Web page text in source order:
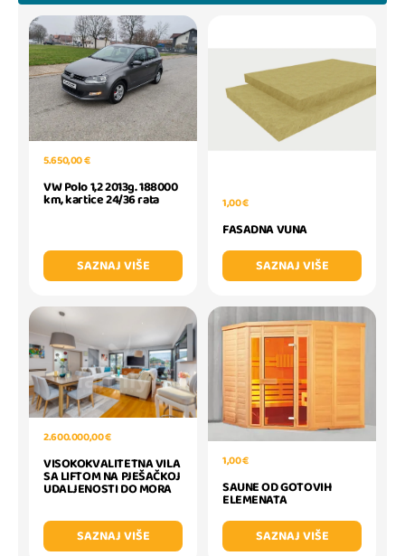
5.650,00 €
VW Polo 1,2 2013g. 188000
km, kartice 24/36 rata
SAZNAJ VIŠE
1,00 €
FASADNA VUNA
SAZNAJ VIŠE
2.600.000,00 €
VISOKOKVALITETNA VILA
SA LIFTOM NA PJEŠAČKOJ
UDALJENOSTI DO MORA
SAZNAJ VIŠE
1,00 €
SAUNE OD GOTOVIH
ELEMENATA
SAZNAJ VIŠE